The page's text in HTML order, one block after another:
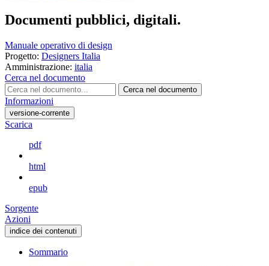
Documenti pubblici, digitali.
Manuale operativo di design
Progetto: Designers Italia
Amministrazione: italia
Cerca nel documento
Cerca nel documento
Informazioni
versione-corrente
Scarica
pdf
html
epub
Sorgente
Azioni
indice dei contenuti
Sommario